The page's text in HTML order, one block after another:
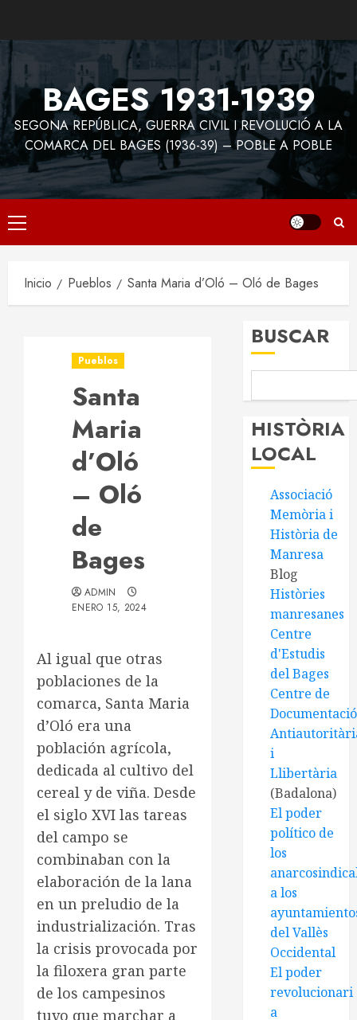
contenido
BAGES 1931-1939
SEGONA REPÚBLICA, GUERRA CIVIL I REVOLUCIÓ A LA
COMARCA DEL BAGES (1936-39) – POBLE A POBLE
Menú
principal
Inicio Pueblos Santa Maria d’Oló – Oló de Bages
Pueblos
Santa
Maria
d’Oló
– Oló
de
Bages
ADMIN
ENERO 15, 2024
Al igual que otras
poblaciones de la
comarca, Santa Maria
d’Oló era una
población agrícola,
dedicada al cultivo del
cereal y de viña. Desde
el siglo XVI las tareas
del campo se
combinaban con la
elaboración de la lana
en un preludio de la
industrialización. Tras
la crisis provocada por
la filoxera gran parte
de los campesinos
tuvo que marchar a
BUSCAR
HISTÒRIA
LOCAL
Associació
Memòria i
Història de
Manresa
Blog
Històries
manresanes
Centre
d'Estudis
del Bages
Centre de
Documentació
i
Llibertària
(Badalona)
El poder
político de
los
a los
del Vallès
Occidental
El poder
revolucionari
a